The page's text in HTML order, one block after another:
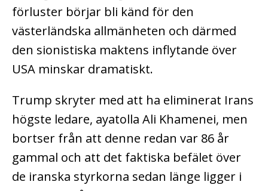
förluster börjar bli känd för den
västerländska allmänheten och därmed
den sionistiska maktens inflytande över
USA minskar dramatiskt.
Trump skryter med att ha eliminerat Irans
högste ledare, ayatolla Ali Khamenei, men
bortser från att denne redan var 86 år
gammal och att det faktiska befälet över
de iranska styrkorna sedan länge ligger i